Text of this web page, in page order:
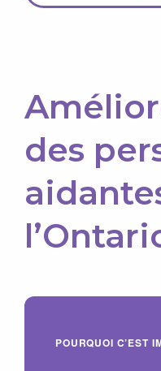
des
POURQUOI C’EST